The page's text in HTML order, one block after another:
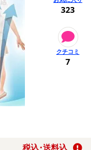
323
7
税込･送料込